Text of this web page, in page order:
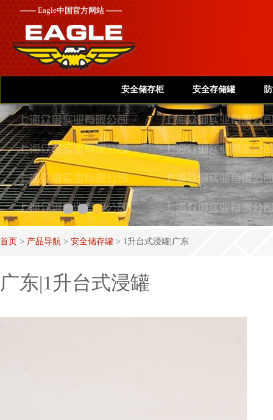
——Eagle中国官方网站 ——
安全储存柜 安全存储罐
首页 > 产品导航 > 安全储存罐 > 1升台式浸罐|广东
广东|1升台式浸罐